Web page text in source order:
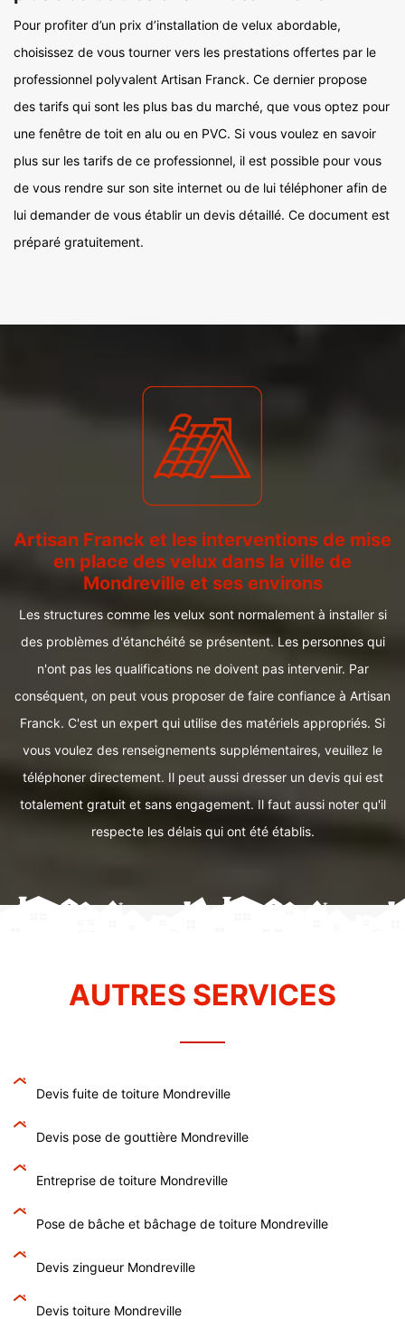
Pour profiter d’un prix d’installation de velux abordable,
choisissez de vous tourner vers les prestations offertes par le
professionnel polyvalent Artisan Franck. Ce dernier propose
des tarifs qui sont les plus bas du marché, que vous optez pour
une fenêtre de toit en alu ou en PVC. Si vous voulez en savoir
plus sur les tarifs de ce professionnel, il est possible pour vous
de vous rendre sur son site internet ou de lui téléphoner afin de
lui demander de vous établir un devis détaillé. Ce document est
préparé gratuitement.
Artisan Franck et les interventions de mise
en place des velux dans la ville de
Mondreville et ses environs
Les structures comme les velux sont normalement à installer si
des problèmes d'étanchéité se présentent. Les personnes qui
n'ont pas les qualifications ne doivent pas intervenir. Par
conséquent, on peut vous proposer de faire confiance à Artisan
Franck. C'est un expert qui utilise des matériels appropriés. Si
vous voulez des renseignements supplémentaires, veuillez le
téléphoner directement. Il peut aussi dresser un devis qui est
totalement gratuit et sans engagement. Il faut aussi noter qu'il
respecte les délais qui ont été établis.
AUTRES SERVICES
Devis fuite de toiture Mondreville
Devis pose de gouttière Mondreville
Entreprise de toiture Mondreville
Pose de bâche et bâchage de toiture Mondreville
Devis zingueur Mondreville
Devis toiture Mondreville